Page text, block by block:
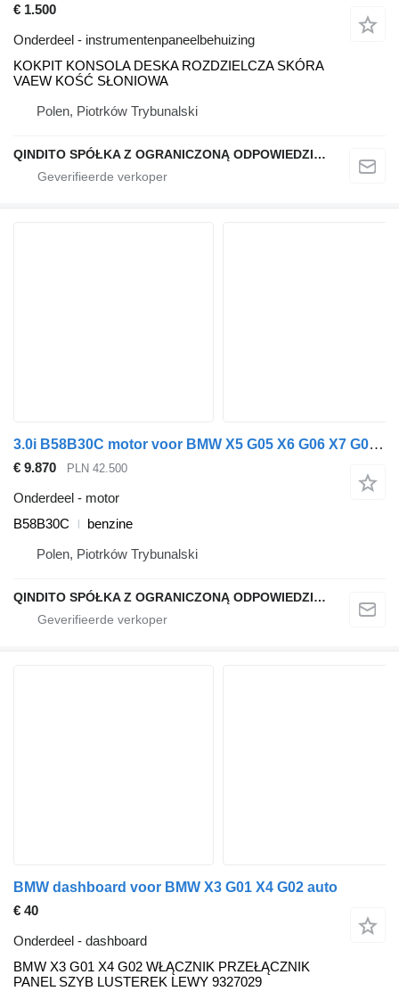
€ 1.500
Onderdeel - instrumentenpaneelbehuizing
KOKPIT KONSOLA DESKA ROZDZIELCZA SKÓRA
VAEW KOŚĆ SŁONIOWA
Polen, Piotrków Trybunalski
QINDITO SPÓŁKA Z OGRANICZONĄ ODPOWIEDZIALNOŚCIĄ
3.0i B58B30C motor voor BMW X5 G05 X6 G06 X7 G07 G20 G30 auto
€ 9.870 PLN 42.500
Onderdeel - motor
B58B30C
benzine
Polen, Piotrków Trybunalski
QINDITO SPÓŁKA Z OGRANICZONĄ ODPOWIEDZIALNOŚCIĄ
BMW dashboard voor BMW X3 G01 X4 G02 auto
€ 40
Onderdeel - dashboard
BMW X3 G01 X4 G02 WŁĄCZNIK PRZEŁĄCZNIK
PANEL SZYB LUSTEREK LEWY 9327029